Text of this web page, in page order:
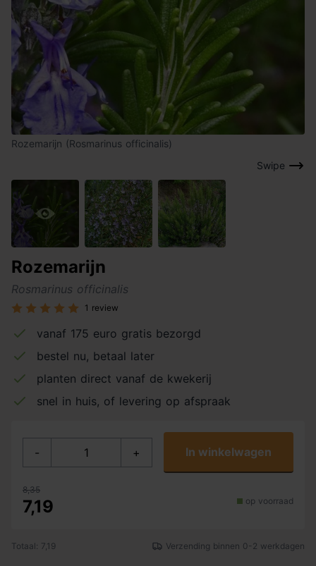
Swipe
Rozemarijn (Rosmarinus officinalis)
Rozemarijn
Rosmarinus officinalis
1 review
vanaf 175 euro gratis bezorgd
bestel nu, betaal later
planten direct vanaf de kwekerij
snel in huis, of levering op afspraak
- + In winkelwagen
8,35
7,19 op voorraad
Totaal: 7,19 Verzending binnen 0-2 werkdagen